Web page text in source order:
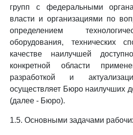
групп с федеральными
власти и организациями по
определением
оборудования, технических
качестве наилучшей
конкретной области
разработкой и
осуществляет Бюро наилучших
(далее - Бюро).
1.5. Основными задачами